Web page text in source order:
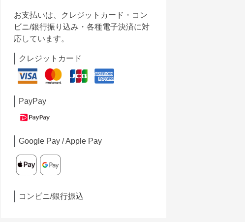
お支払いは、クレジットカード・コン
ビニ/銀行振り込み・各種電子決済に対
応しています。
クレジットカード
PayPay
Google Pay / Apple Pay
コンビニ/銀行振込